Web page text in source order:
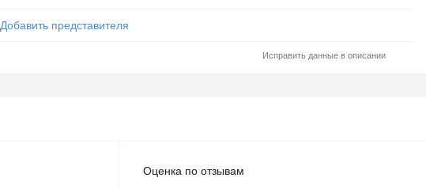
Добавить представителя
Исправить данные в описании
Оценка по отзывам